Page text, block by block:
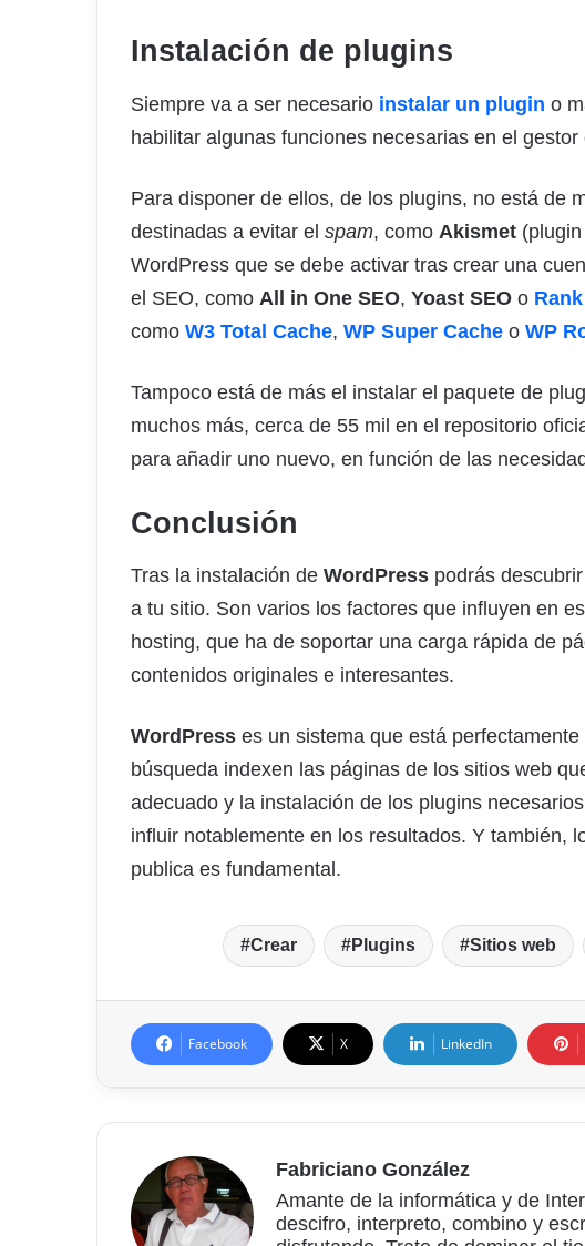
Instalación de plugins
Siempre va a ser necesario instalar un plugin o
habilitar algunas funciones necesarias en el gestor
Para disponer de ellos, de los plugins, no está de
destinadas a evitar el spam, como Akismet
WordPress que se debe activar tras crear una
el SEO, como All in One SEO, Yoast SEO o
como W3 Total Cache, WP Super Cache o WP
Tampoco está de más el instalar el paquete de
muchos más, cerca de 55 mil en el repositorio
para añadir uno nuevo, en función de las
Conclusión
Tras la instalación de WordPress podrás
a tu sitio. Son varios los factores que influyen en
hosting, que ha de soportar una carga rápida de
contenidos originales e interesantes.
WordPress es un sistema que está
búsqueda indexen las páginas de los sitios web
adecuado y la instalación de los plugins
influir notablemente en los resultados. Y también,
publica es fundamental.
Crear Plugins Sitios web
Facebook X LinkedIn
Fabriciano González
Amante de la informática y de
descifro, interpreto, combino y